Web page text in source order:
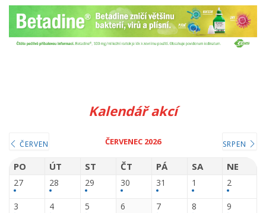
Kalendář akcí
ČERVEN ČERVENEC 2026 SRPEN
PO ÚT ST ČT PÁ SA NE
27 28 29 30 31 1 2
3 4 5 6 7 8 9